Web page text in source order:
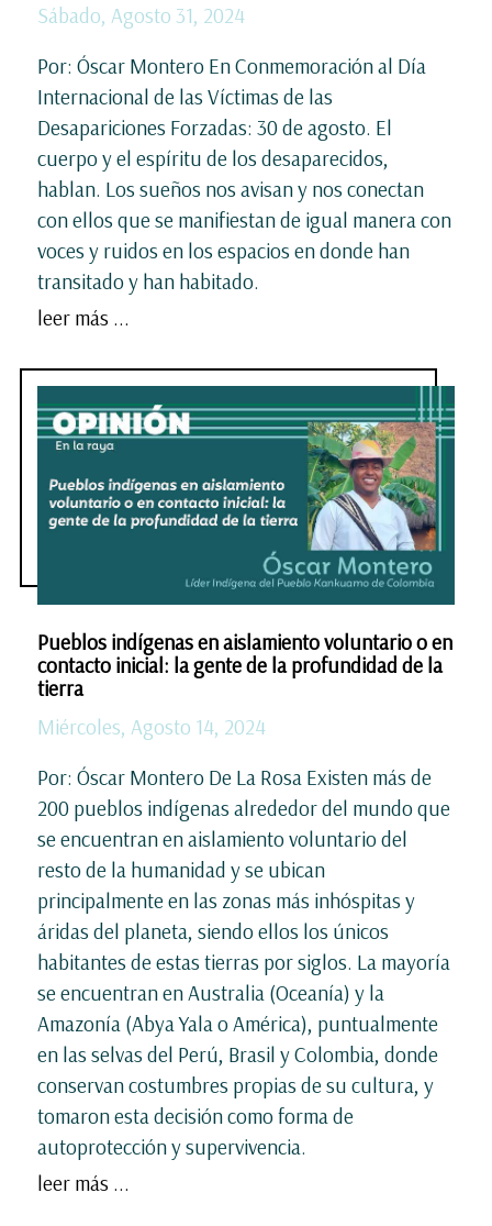
Sábado, Agosto 31, 2024
Por: Óscar Montero En Conmemoración al Día
Internacional de las Víctimas de las
Desapariciones Forzadas: 30 de agosto. El
cuerpo y el espíritu de los desaparecidos,
hablan. Los sueños nos avisan y nos conectan
con ellos que se manifiestan de igual manera con
voces y ruidos en los espacios en donde han
transitado y han habitado.
leer más ...
Pueblos indígenas en aislamiento voluntario o en
contacto inicial: la gente de la profundidad de la
tierra
Miércoles, Agosto 14, 2024
Por: Óscar Montero De La Rosa Existen más de
200 pueblos indígenas alrededor del mundo que
se encuentran en aislamiento voluntario del
resto de la humanidad y se ubican
principalmente en las zonas más inhóspitas y
áridas del planeta, siendo ellos los únicos
habitantes de estas tierras por siglos. La mayoría
se encuentran en Australia (Oceanía) y la
Amazonía (Abya Yala o América), puntualmente
en las selvas del Perú, Brasil y Colombia, donde
conservan costumbres propias de su cultura, y
tomaron esta decisión como forma de
autoprotección y supervivencia.
leer más ...